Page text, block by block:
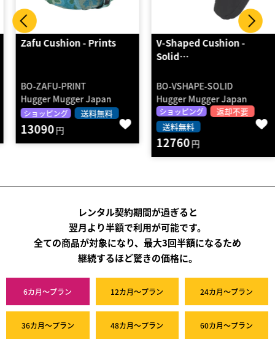
Zafu Cushion - Prints
BO-ZAFU-PRINT
Hugger Mugger Japan
ショッピング 送料無料
13090円
V-Shaped Cushion -
Solid…
BO-VSHAPE-SOLID
Hugger Mugger Japan
ショッピング
返却不要
送料無料
12760円
レンタル契約期間が過ぎると
翌月より半額で利用が可能です。
全ての商品が対象になり、最大3回半額になるため
継続するほど驚きの価格に。
6カ月～プラン 12カ月～プラン 24カ月～プラン
36カ月～プラン 48カ月～プラン 60カ月～プラン